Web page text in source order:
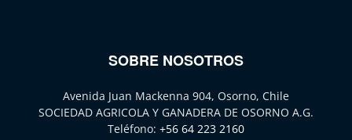
SOBRE NOSOTROS
Avenida Juan Mackenna 904, Osorno, Chile
SOCIEDAD AGRICOLA Y GANADERA DE OSORNO A.G.
Teléfono: +56 64 223 2160